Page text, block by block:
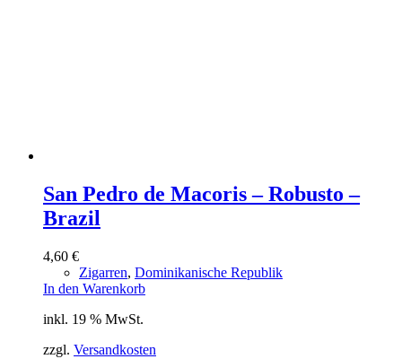
San Pedro de Macoris – Robusto –
Brazil
4,60 €
Zigarren, Dominikanische Republik
In den Warenkorb
inkl. 19 % MwSt.
zzgl. Versandkosten